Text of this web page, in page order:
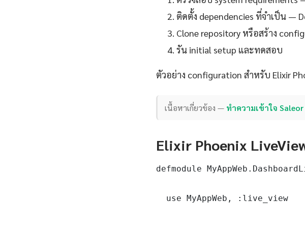
ติดตั้ง dependencies ที่จำเป็น —
Clone repository หรือสร้าง
รัน initial setup และทดสอบ
ตัวอย่าง configuration สำหรับ Elixir
เนื้อหาเกี่ยวข้อง — ทำความเข้าใจ
Elixir Phoenix
defmodule
  use MyAppWeb, :live_view